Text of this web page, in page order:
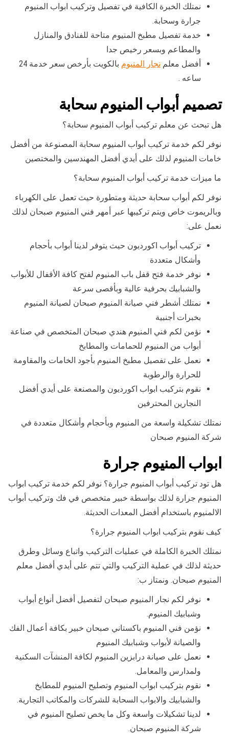
نمتلك الخبرة الكافية في تفصيل وتركيب ابواب المنيوم
جرارة وسحابة.
خدمة تفصيل مطبخ المنيوم متاحة للفنادق والمنازل
والمطاعم وبسعر رخيص جدا
أفضل معلم نجار المنيوم
بالكويت بأرخص سعر خدمة 24
ساعه .
تصميم أبواب المنيوم سحابة
هل تبحث عن معلم تركيب أبواب المنيوم سحابة؟
نوفر لكم خدمة تركيب أبواب المنيوم سحابة المصنوعة من أفضل
خامات المنيوم لذلك على أيدي أفضل المهندسين والمختصين
ما ميزات خدمة تركيب أبواب المنيوم سحابة؟
نوفر لكم أبواب سحابة حديثة ومتطورة حيث تعمل على الكهرباء
وبالريموت خاص ويتم تركيبها عبر أمهر فني المنيوم صبحان لذلك
نعمل على:
تركيب أبواب اكورديون حيث يتوفر لدينا أبواب بأحجام
وأشكال متعددة
نوفر خدمة فتح قفل باب المنيوم لفتح كافة الأقفال للأبواب
والشبابيك بحرفية عالية وبأقصى سرعة
نمتلك أشطر فني صيانة المنيوم صبحان لصيانة المنيوم
بخبرات أجنبية
نؤمن لكم فني المنيوم هندي صبحان المتخصص في صناعة
أبواب من المنيوم للحمامات والمطابخ
نعمل على تفصيل مطبخ المنيوم بأجود الخامات والمقاومة
للحرارة والرطوبة
نقوم بتركيب ابواب اكورديون والمصنعة على أيدي أفضل
النجارين المحترفين
نمتلك تشكيلة واسعة من المنيوم وبأحجام وأشكال متعددة في
شركة المنيوم صبحان
ابواب المنيوم جرارة
هل تود تركيب أبواب المنيوم جرارة؟ نوفر لكم خدمة تركيب ابواب
المنيوم جرارة لذلك بواسطة خبير متخصص في فك وتركيب أبواب
الالمنيوم باستخدام أفضل المعدات الحديثة.
كيف نقوم بتركيب ابواب المنيوم جرارة؟
نمتلك الخبرة الكاملة في عمليات التركيب واتباع وسائل وطرق
حديثة لذلك في عملية التركيب والتي تتم على أيدي أفضل معلم
المنيوم صبحان. ونمتاز ب:
نوفر لكم نجار المنيوم صبحان لتفصيل أفضل أنواع أبواب
وشبابيك المنيوم.
نؤمن فني المنيوم باكستاني صبحان خبير بكافة أعمال الفك
والصيانة لأبواب وشبابيك المنيوم
نعمل على صيانة درابزين المنيوم لكافة المنشآت السكنية
ولمدارس والمعامل.
نقوم بتركيب ابواب المنيوم وتصليح المنيوم للمطابخ
والشبابيك والابواب السحابة للشركات والمكاتب التجارية.
لدينا تشكيلات واسعة وكل ما يخص تصليح المنيوم في
شركة المنيوم صبحان.